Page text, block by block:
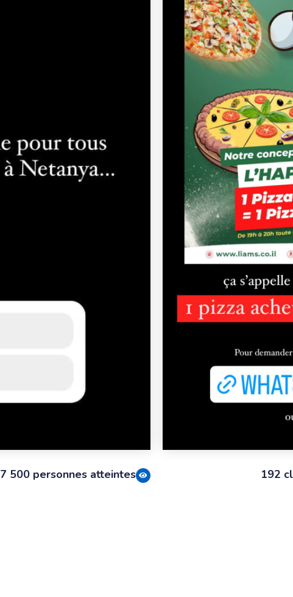
7 500 personnes atteintes 192